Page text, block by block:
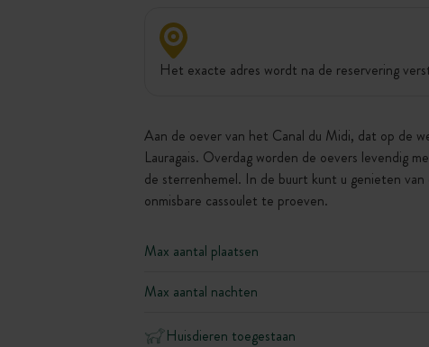
Het exacte adres wordt na de reservering
Aan de oever van het Canal du Midi, dat op de
Lauragais. Overdag worden de oevers levendig
de sterrenhemel. In de buurt kunt u genieten
onmisbare cassoulet te proeven.
Max aantal plaatsen
Max aantal nachten
Huisdieren toegestaan